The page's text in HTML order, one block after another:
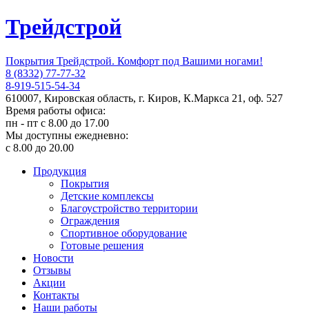
Трейдстрой
Покрытия Трейдстрой. Комфорт под Вашими ногами!
8 (8332) 77-77-32
8-919-515-54-34
610007, Кировская область, г. Киров, К.Маркса 21, оф. 527
Время работы офиса:
пн - пт с 8.00 до 17.00
Мы доступны ежедневно:
с 8.00 до 20.00
Продукция
Покрытия
Детские комплексы
Благоустройство территории
Ограждения
Спортивное оборудование
Готовые решения
Новости
Отзывы
Акции
Контакты
Наши работы